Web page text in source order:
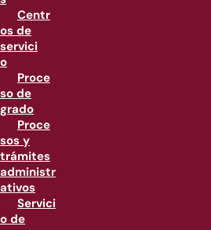
Centr
os de
servici
o
Proce
so de
grado
Proce
sos y
trámites
administr
ativos
Servici
o de